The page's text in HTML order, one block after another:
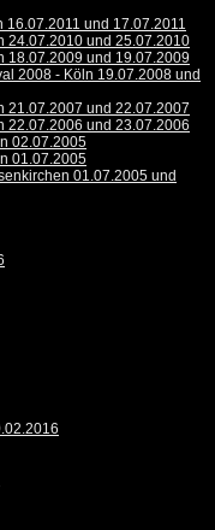
16.07.2011 und 17.07.2011
24.07.2010 und 25.07.2010
18.07.2009 und 19.07.2009
2008 - Köln 19.07.2008 und
21.07.2007 und 22.07.2007
22.07.2006 und 23.07.2006
02.07.2005
01.07.2005
01.07.2005 und